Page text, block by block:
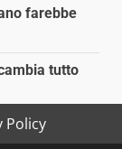
farebbe
tutto
Policy